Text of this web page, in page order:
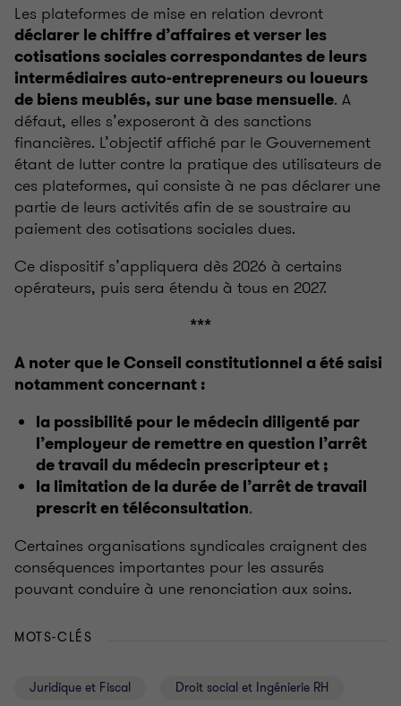
Les plateformes de mise en relation devront
déclarer le chiffre d’affaires et verser les
cotisations sociales correspondantes de leurs
intermédiaires auto-entrepreneurs ou loueurs
de biens meublés, sur une base mensuelle. A
défaut, elles s’exposeront à des sanctions
financières. L’objectif affiché par le Gouvernement
étant de lutter contre la pratique des utilisateurs de
ces plateformes, qui consiste à ne pas déclarer une
partie de leurs activités afin de se soustraire au
paiement des cotisations sociales dues.
Ce dispositif s’appliquera dès 2026 à certains
opérateurs, puis sera étendu à tous en 2027.
***
A noter que le Conseil constitutionnel a été saisi
notamment concernant :
la possibilité pour le médecin diligenté par
l’employeur de remettre en question l’arrêt
de travail du médecin prescripteur et ;
la limitation de la durée de l’arrêt de travail
prescrit en téléconsultation.
Certaines organisations syndicales craignent des
conséquences importantes pour les assurés
pouvant conduire à une renonciation aux soins.
MOTS-CLÉS
Juridique et Fiscal Droit social et Ingénierie RH